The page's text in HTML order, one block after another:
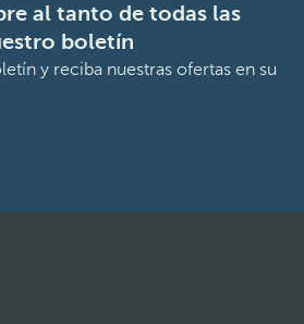
al tanto de todas las
boletín
y reciba nuestras ofertas en su